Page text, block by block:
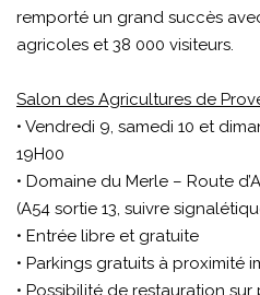
remporté un grand succès
agricoles et 38 000 visiteurs.
Salon des Agricultures de
• Vendredi 9, samedi 10 et
19H00
• Domaine du Merle – Route
(A54 sortie 13, suivre
• Entrée libre et gratuite
• Parkings gratuits à proximité
• Possibilité de restauration sur